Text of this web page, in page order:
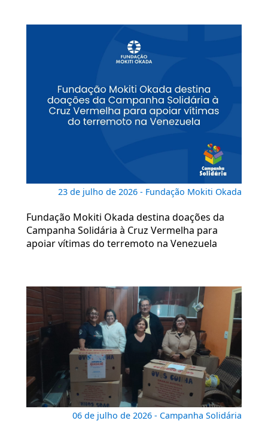
23 de julho de 2026 - Fundação Mokiti Okada
Fundação Mokiti Okada destina doações da
Campanha Solidária à Cruz Vermelha para
apoiar vítimas do terremoto na Venezuela
06 de julho de 2026 - Campanha Solidária